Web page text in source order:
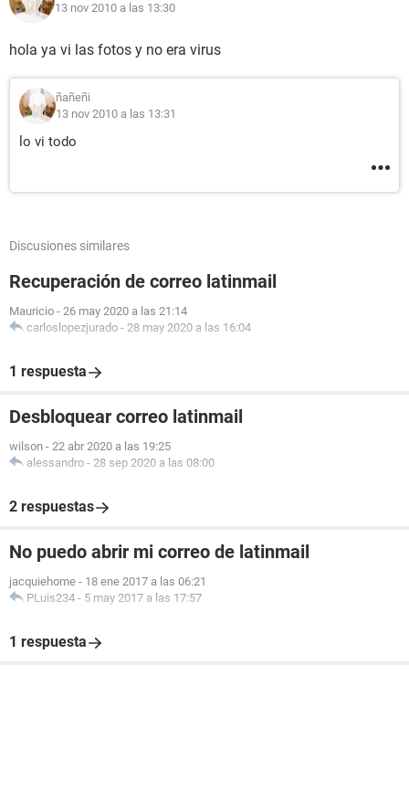
13 nov 2010 a las 13:30
hola ya vi las fotos y no era virus
ñañeñi
13 nov 2010 a las 13:31
lo vi todo
Discusiones similares
Recuperación de correo latinmail
Mauricio - 26 may 2020 a las 21:14
carloslopezjurado - 28 may 2020 a las 16:04
1 respuesta
Desbloquear correo latinmail
wilson - 22 abr 2020 a las 19:25
alessandro - 28 sep 2020 a las 08:00
2 respuestas
No puedo abrir mi correo de latinmail
jacquiehome - 18 ene 2017 a las 06:21
PLuis234 - 5 may 2017 a las 17:57
1 respuesta